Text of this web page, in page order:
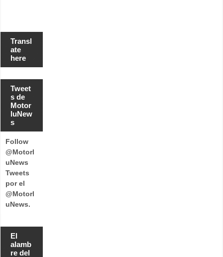
Transl
ate
here
Tweet
s de
Motor
luNew
s
Follow
@Motorl
uNews
Tweets
por el
@Motorl
uNews.
El
alamb
re del